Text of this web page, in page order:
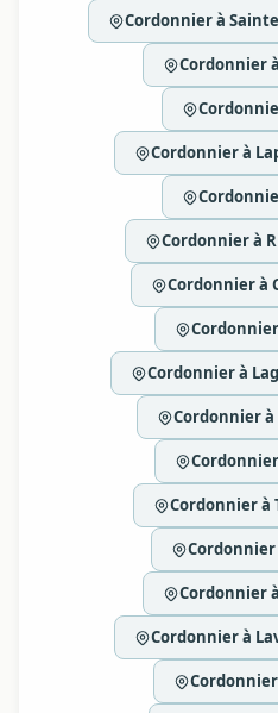
Cordonnier à
Cordonnier
Cordonnier à
Cordonnier à
Cordonnier à
Cordonnier à
Cordonnier
Cordonnier à
Cordonnier
Cordonnier à